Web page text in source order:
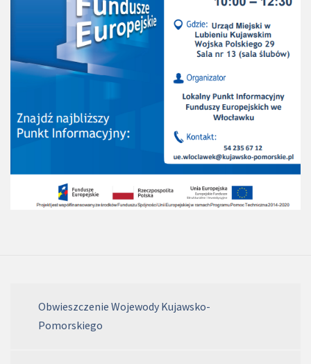
Obwieszczenie Wojewody Kujawsko-
Pomorskiego